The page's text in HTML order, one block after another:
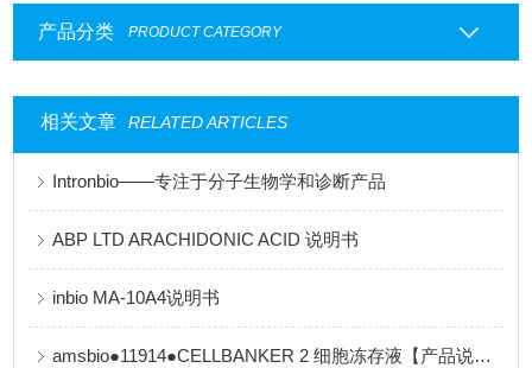
产品分类 PRODUCT CATEGORY
相关文章 RELATED ARTICLES
Intronbio——专注于分子生物学和诊断产品
ABP LTD ARACHIDONIC ACID 说明书
inbio MA-10A4说明书
amsbio●11914●CELLBANKER 2 细胞冻存液【产品说明书】